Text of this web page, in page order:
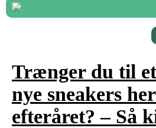
Trænger du til
nye sneakers
efteråret? – Så